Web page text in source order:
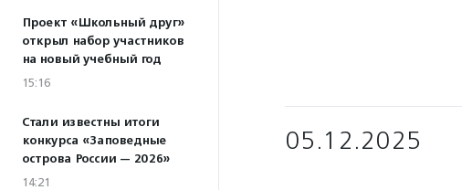
Проект «Школьный друг»
открыл набор участников
на новый учебный год
15:16
Стали известны итоги
конкурса «Заповедные
острова России — 2026»
14:21
05.12.2025